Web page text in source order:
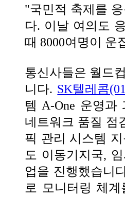
"국민적 축제를
다. 이날 여의도
때 8000여명이 운
통신사들은 월드
니다. SK텔레콤
템 A-One 운영과
네트워크 품질 점
픽 관리 시스템
도 이동기지국,
업을 진행했습니
로 모니터링 체